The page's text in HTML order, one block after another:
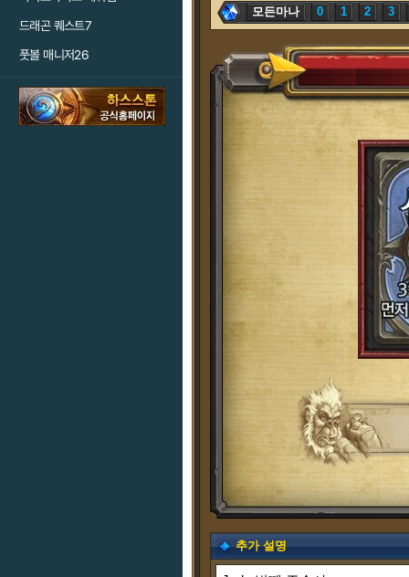
드래곤 퀘스트7
풋볼 매니저26
모든마나 0 1 2 3
추가 설명